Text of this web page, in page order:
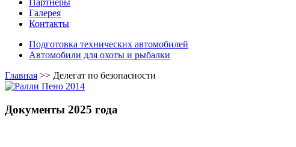
Партнеры
Галерея
Контакты
Подготовка технических автомобилей
Автомобили для охоты и рыбалки
Главная >> Делегат по безопасности
Документы 2025 года